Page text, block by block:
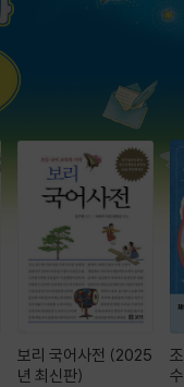
보리 국어사전 (2025
년 최신판)